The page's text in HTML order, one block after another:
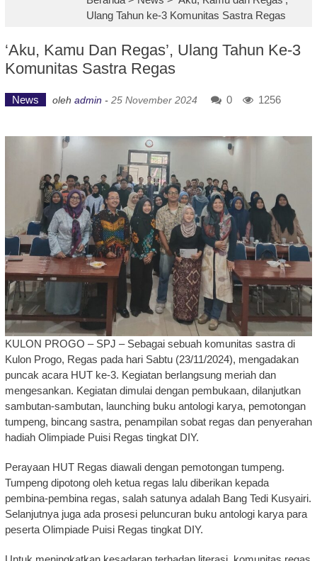
Ulang Tahun ke-3 Komunitas Sastra Regas
‘Aku, Kamu Dan Regas’, Ulang Tahun Ke-3
Komunitas Sastra Regas
News oleh admin - 25 November 2024 0 1256
KULON PROGO – SPJ – Sebagai sebuah komunitas sastra di
Kulon Progo, Regas pada hari Sabtu (23/11/2024), mengadakan
puncak acara HUT ke-3. Kegiatan berlangsung meriah dan
mengesankan. Kegiatan dimulai dengan pembukaan, dilanjutkan
sambutan-sambutan, launching buku antologi karya, pemotongan
tumpeng, bincang sastra, penampilan sobat regas dan penyerahan
hadiah Olimpiade Puisi Regas tingkat DIY.
Perayaan HUT Regas diawali dengan pemotongan tumpeng.
Tumpeng dipotong oleh ketua regas lalu diberikan kepada
pembina-pembina regas, salah satunya adalah Bang Tedi Kusyairi.
Selanjutnya juga ada prosesi peluncuran buku antologi karya para
peserta Olimpiade Puisi Regas tingkat DIY.